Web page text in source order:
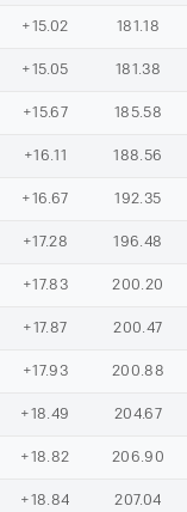
+15.02 181.18
+15.05 181.38
+15.67 185.58
+16.11 188.56
+16.67 192.35
+17.28 196.48
+17.83 200.20
+17.87 200.47
+17.93 200.88
+18.49 204.67
+18.82 206.90
+18.84 207.04